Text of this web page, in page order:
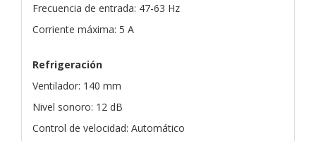
Frecuencia de entrada: 47-63 Hz
Corriente máxima: 5 A
Refrigeración
Ventilador: 140 mm
Nivel sonoro: 12 dB
Control de velocidad: Automático